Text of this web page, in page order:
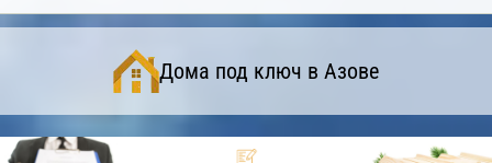
Дома под ключ в Азове